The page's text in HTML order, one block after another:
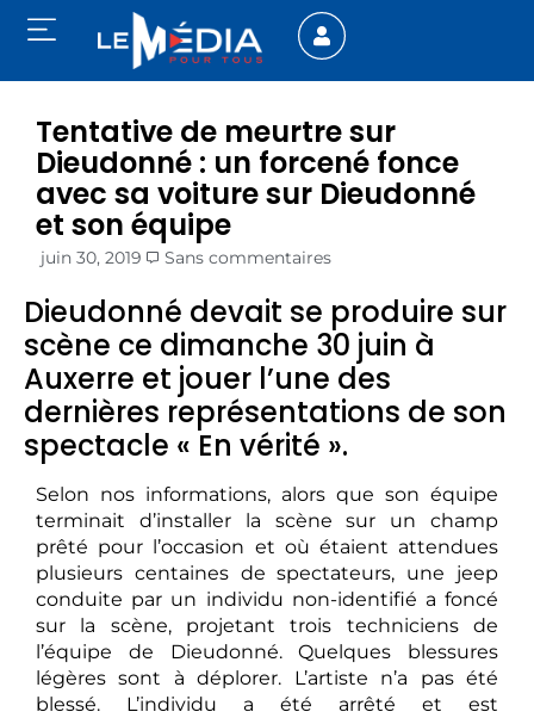
Tentative de meurtre sur
Dieudonné : un forcené fonce
avec sa voiture sur Dieudonné
et son équipe
juin 30, 2019 Sans commentaires
Dieudonné devait se produire sur
scène ce dimanche 30 juin à
Auxerre et jouer l’une des
dernières représentations de son
spectacle « En vérité ».
Selon nos informations, alors que son équipe
terminait d’installer la scène sur un champ
prêté pour l’occasion et où étaient attendues
plusieurs centaines de spectateurs, une jeep
conduite par un individu non-identifié a foncé
sur la scène, projetant trois techniciens de
l’équipe de Dieudonné. Quelques blessures
légères sont à déplorer. L’artiste n’a pas été
blessé. L’individu a été arrêté et est